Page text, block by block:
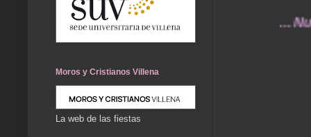
... Nuestros
Moros y Cristianos Villena
La web de las fiestas